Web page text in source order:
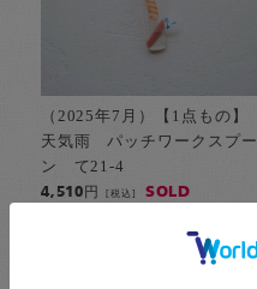
（2025年7月）【1点もの】
天気雨 パッチワークスプー
ン て21-4
4,510円[税込] SOLD